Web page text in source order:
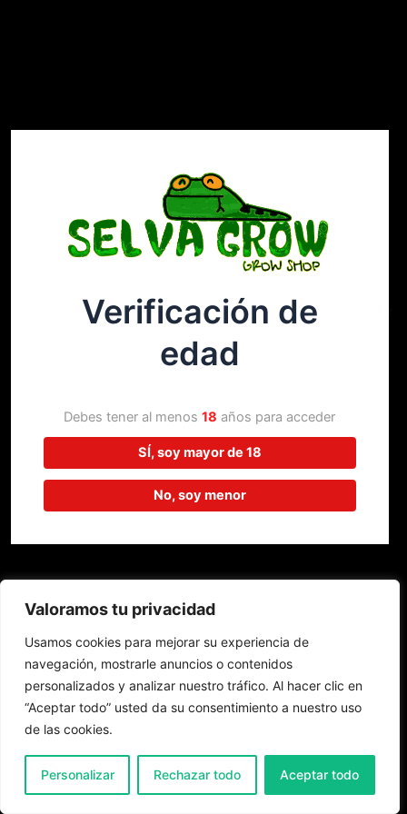
Valoramos tu privacidad
Usamos cookies para mejorar su experiencia de
navegación, mostrarle anuncios o contenidos
personalizados y analizar nuestro tráfico. Al hacer clic en
“Aceptar todo” usted da su consentimiento a nuestro uso
de las cookies.
Personalizar Rechazar todo Aceptar todo
¡Disculpa este desastre! Estamos
trabajando en algo increíble,
¡vuelve pronto!
Verificación de
edad
Debes tener al menos18 años para acceder
SÍ, soy mayor de 18
No, soy menor